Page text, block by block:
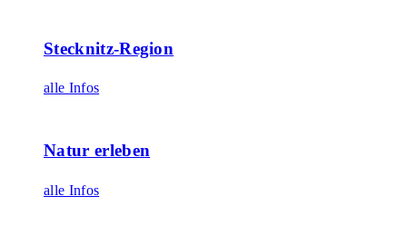
Stecknitz-Region
alle Infos
Natur erleben
alle Infos